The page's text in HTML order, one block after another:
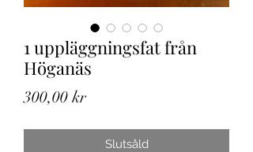
1 uppläggningsfat från
Höganäs
300,00 krPris
Slutsåld